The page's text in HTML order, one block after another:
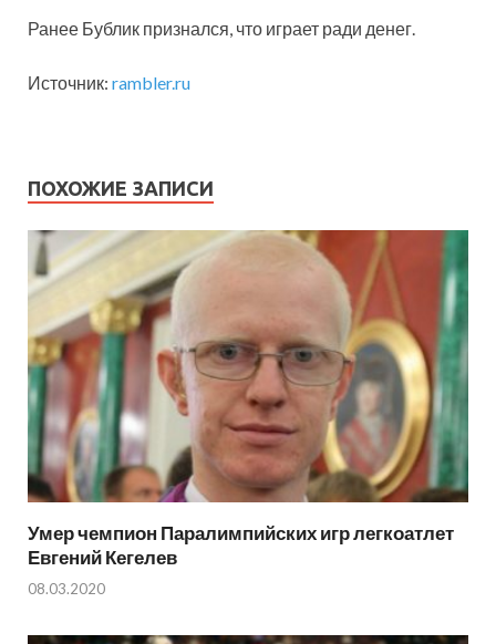
Ранее Бублик признался, что играет ради денег.
Источник: rambler.ru
ПОХОЖИЕ ЗАПИСИ
Умер чемпион Паралимпийских игр легкоатлет
Евгений Кегелев
08.03.2020